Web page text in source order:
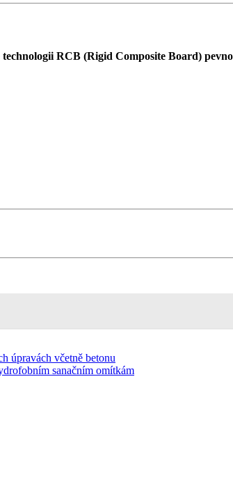
RCB (Rigid Composite Board)
úpravách včetně betonu
sanačním omítkám